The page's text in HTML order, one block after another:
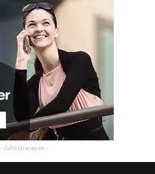
- Advertisement -